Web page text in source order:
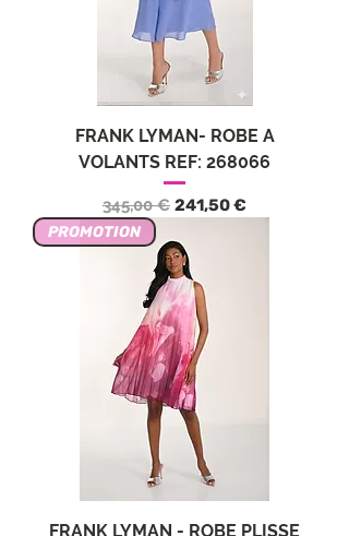
FRANK LYMAN- ROBE A
VOLANTS REF: 268066
Обычная цена
345,00 € Цена со скидкой
241,50 €
PROMOTION
FRANK LYMAN - ROBE PLISSE